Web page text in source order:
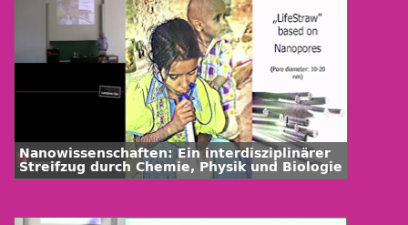
Nanowissenschaften: Ein interdisziplinärer
Streifzug durch Chemie, Physik und Biologie